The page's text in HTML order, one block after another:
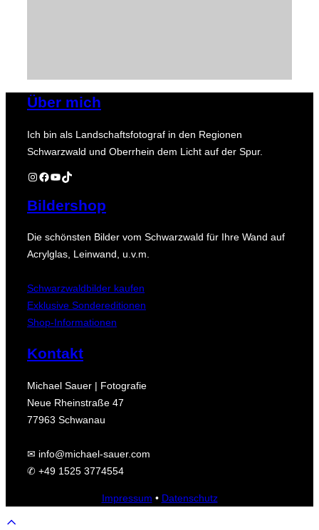
Über mich
Ich bin als Landschaftsfotograf in den Regionen
Schwarzwald und Oberrhein dem Licht auf der Spur.
Instagram
Facebook
YouTube
TikTok
Bildershop
Die schönsten Bilder vom Schwarzwald für Ihre Wand auf
Acrylglas, Leinwand, u.v.m.
Schwarzwaldbilder kaufen
Exklusive Sondereditionen
Shop-Informationen
Kontakt
Michael Sauer | Fotografie
Neue Rheinstraße 47
77963 Schwanau
✉ info@michael-sauer.com
✆ +49 1525 3774554
Impressum • Datenschutz